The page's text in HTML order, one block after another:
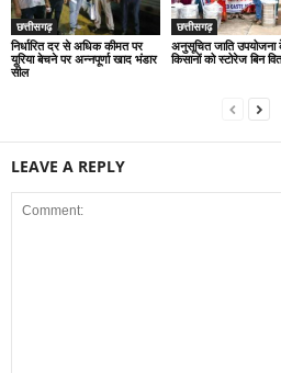
छत्तीसगढ़
निर्धारित दर से अधिक कीमत पर
यूरिया बेचने पर अन्नपूर्णा खाद भंडार
सील
छत्तीसगढ़
अनुसूचित जाति
किसानों को स्टोरेज बिन
LEAVE A REPLY